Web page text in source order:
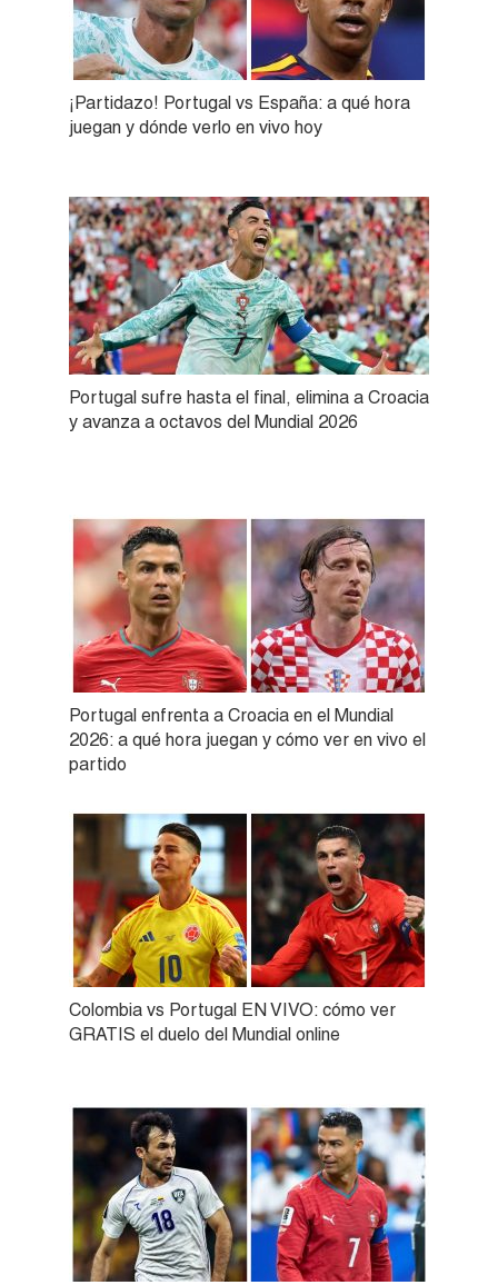
¡Partidazo! Portugal vs España: a qué hora
juegan y dónde verlo en vivo hoy
Portugal sufre hasta el final, elimina a Croacia
y avanza a octavos del Mundial 2026
Portugal enfrenta a Croacia en el Mundial
2026: a qué hora juegan y cómo ver en vivo el
partido
Colombia vs Portugal EN VIVO: cómo ver
GRATIS el duelo del Mundial online